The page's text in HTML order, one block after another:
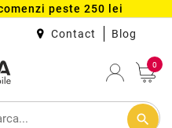
peste 250 lei
Contact Blog
0
search